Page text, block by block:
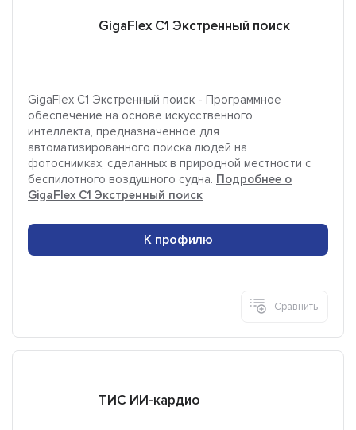
GigaFlex С1 Экстренный поиск
GigaFlex С1 Экстренный поиск - Программное
обеспечение на основе искусственного
интеллекта, предназначенное для
автоматизированного поиска людей на
фотоснимках, сделанных в природной местности с
беспилотного воздушного судна. Подробнее о
GigaFlex С1 Экстренный поиск
К профилю
Сравнить
ТИС ИИ-кардио